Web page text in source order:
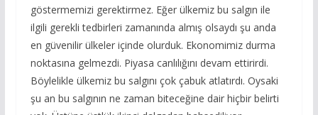
göstermemizi gerektirmez. Eğer ülkemiz bu salgın ile
ilgili gerekli tedbirleri zamanında almış olsaydı şu anda
en güvenilir ülkeler içinde olurduk. Ekonomimiz durma
noktasına gelmezdi. Piyasa canlılığını devam ettirirdi.
Böylelikle ülkemiz bu salgını çok çabuk atlatırdı. Oysaki
şu an bu salgının ne zaman biteceğine dair hiçbir belirti